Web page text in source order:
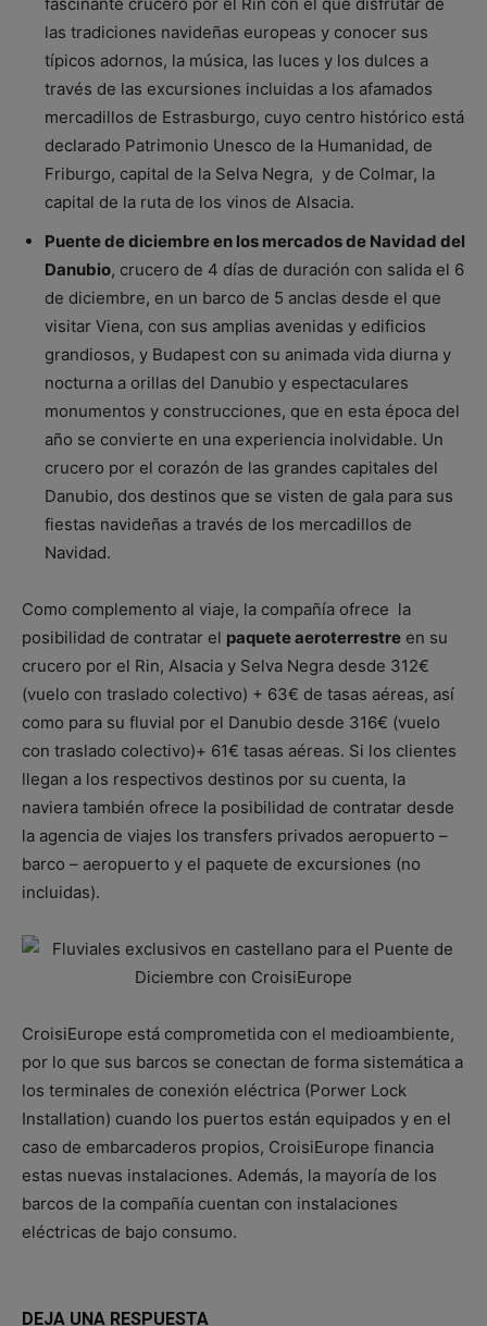
las tradiciones navideñas europeas y conocer sus
típicos adornos, la música, las luces y los dulces a
través de las excursiones incluidas a los afamados
mercadillos de Estrasburgo, cuyo centro histórico está
declarado Patrimonio Unesco de la Humanidad, de
Friburgo, capital de la Selva Negra, y de Colmar, la
capital de la ruta de los vinos de Alsacia.
Puente de diciembre en los mercados de Navidad del
Danubio, crucero de 4 días de duración con salida el 6
de diciembre, en un barco de 5 anclas desde el que
visitar Viena, con sus amplias avenidas y edificios
grandiosos, y Budapest con su animada vida diurna y
nocturna a orillas del Danubio y espectaculares
monumentos y construcciones, que en esta época del
año se convierte en una experiencia inolvidable. Un
crucero por el corazón de las grandes capitales del
Danubio, dos destinos que se visten de gala para sus
fiestas navideñas a través de los mercadillos de
Navidad.
Como complemento al viaje, la compañía ofrece la
posibilidad de contratar el paquete aeroterrestre en su
crucero por el Rin, Alsacia y Selva Negra desde 312€
(vuelo con traslado colectivo) + 63€ de tasas aéreas, así
como para su fluvial por el Danubio desde 316€ (vuelo
con traslado colectivo)+ 61€ tasas aéreas. Si los clientes
llegan a los respectivos destinos por su cuenta, la
naviera también ofrece la posibilidad de contratar desde
la agencia de viajes los transfers privados aeropuerto –
barco – aeropuerto y el paquete de excursiones (no
incluidas).
CroisiEurope está comprometida con el medioambiente,
por lo que sus barcos se conectan de forma sistemática a
los terminales de conexión eléctrica (Porwer Lock
Installation) cuando los puertos están equipados y en el
caso de embarcaderos propios, CroisiEurope financia
estas nuevas instalaciones. Además, la mayoría de los
barcos de la compañía cuentan con instalaciones
eléctricas de bajo consumo.
DEJA UNA RESPUESTA